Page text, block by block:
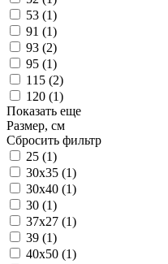
53 (1)
91 (1)
93 (2)
95 (1)
115 (2)
120 (1)
Показать еще
Размер, см
Сбросить фильтр
25 (1)
30x35 (1)
30x40 (1)
30 (1)
37x27 (1)
39 (1)
40x50 (1)